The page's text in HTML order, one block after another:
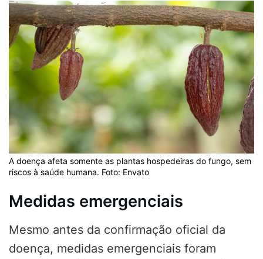
A doença afeta somente as plantas hospedeiras do fungo, sem
riscos à saúde humana. Foto: Envato
Medidas emergenciais
Mesmo antes da confirmação oficial da
doença, medidas emergenciais foram